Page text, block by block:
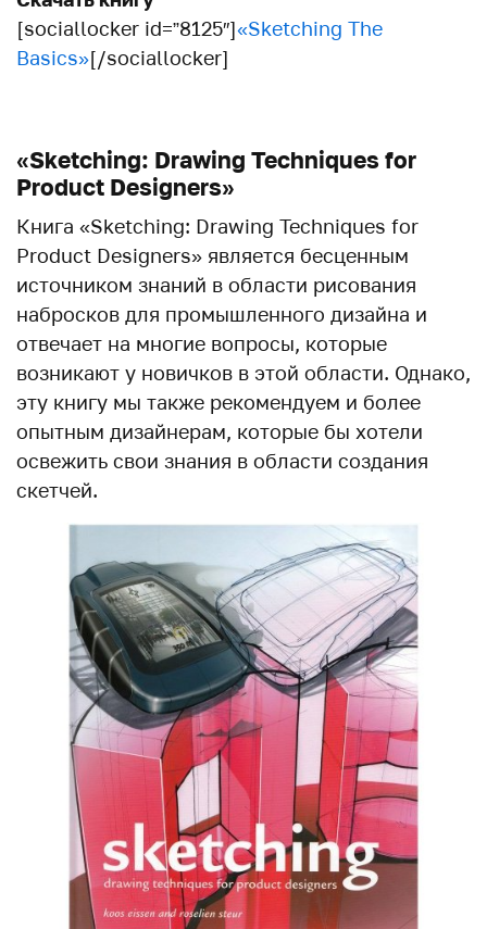
[sociallocker id=”8125″]«Sketching The
Basics»[/sociallocker]
«Sketching: Drawing Techniques for
Product Designers»
Книга «Sketching: Drawing Techniques for
Product Designers» является бесценным
источником знаний в области рисования
набросков для промышленного дизайна и
отвечает на многие вопросы, которые
возникают у новичков в этой области. Однако,
эту книгу мы также рекомендуем и более
опытным дизайнерам, которые бы хотели
освежить свои знания в области создания
скетчей.